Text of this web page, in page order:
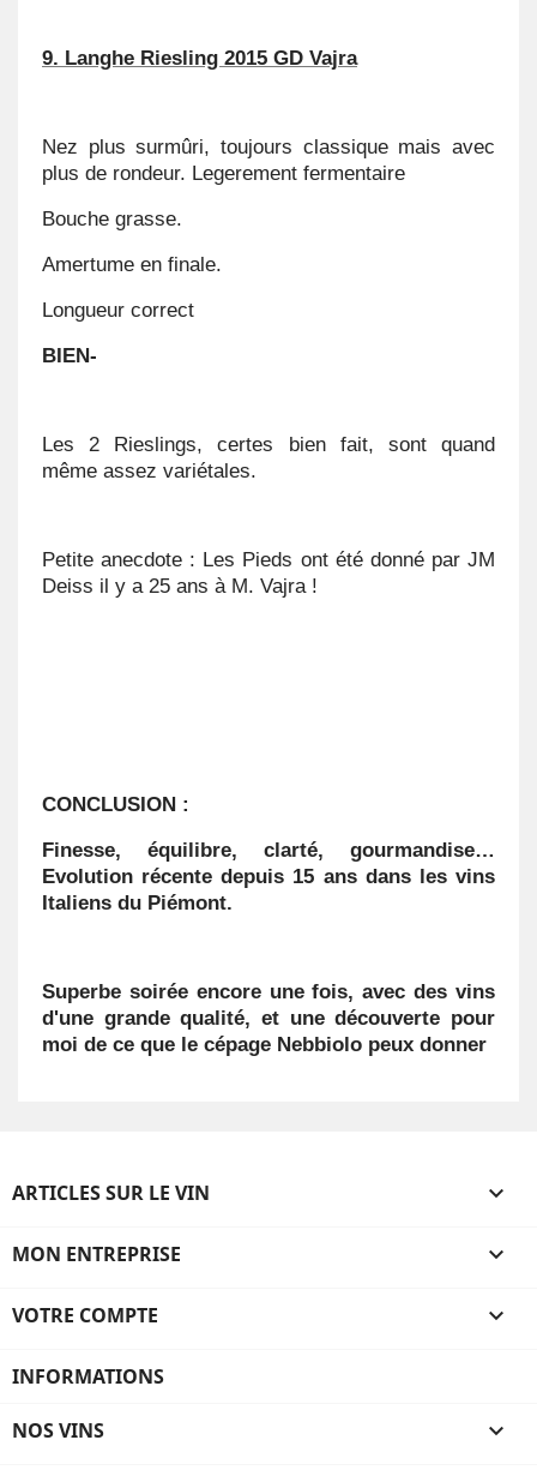
9. Langhe Riesling 2015 GD Vajra
Nez plus surmûri, toujours classique mais avec
plus de rondeur. Legerement fermentaire
Bouche grasse.
Amertume en finale.
Longueur correct
BIEN-
Les 2 Rieslings, certes bien fait, sont quand
même assez variétales.
Petite anecdote : Les Pieds ont été donné par JM
Deiss il y a 25 ans à M. Vajra !
CONCLUSION :
Finesse, équilibre, clarté, gourmandise…
Evolution récente depuis 15 ans dans les vins
Italiens du Piémont.
Superbe soirée encore une fois, avec des vins
d'une grande qualité, et une découverte pour
moi de ce que le cépage Nebbiolo peux donner
ARTICLES SUR LE VIN 
MON ENTREPRISE 
VOTRE COMPTE 
INFORMATIONS
NOS VINS 